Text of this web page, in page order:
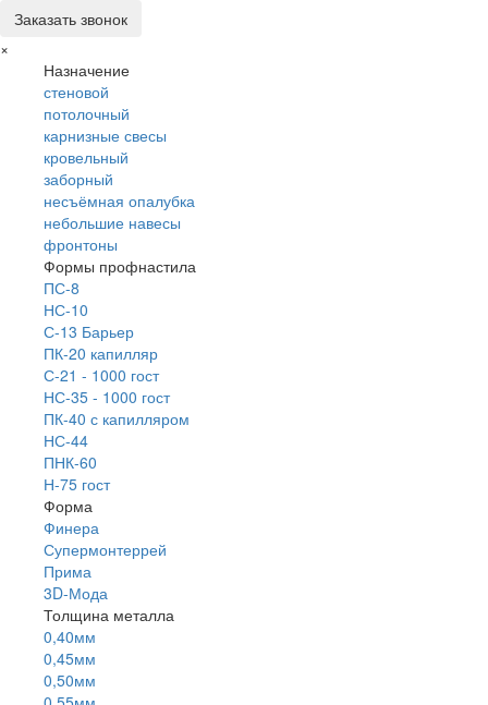
Заказать звонок
×
Назначение
стеновой
потолочный
карнизные свесы
кровельный
заборный
несъёмная опалубка
небольшие навесы
фронтоны
Формы профнастила
ПС-8
НС-10
С-13 Барьер
ПК-20 капилляр
С-21 - 1000 гост
НС-35 - 1000 гост
ПК-40 с капилляром
НС-44
ПНК-60
Н-75 гост
Форма
Финера
Супермонтеррей
Прима
3D-Мода
Толщина металла
0,40мм
0,45мм
0,50мм